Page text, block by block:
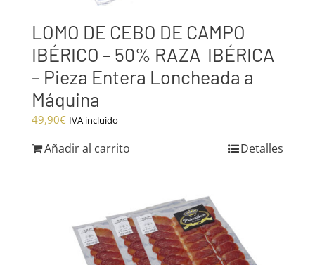
LOMO DE CEBO DE CAMPO
IBÉRICO – 50% RAZA IBÉRICA
– Pieza Entera Loncheada a
Máquina
49,90€ IVA incluido
Añadir al carrito Detalles